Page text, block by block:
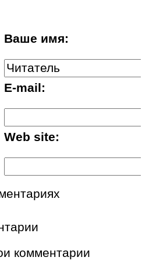
Ваше имя:
E-mail:
Web site:
комментарии